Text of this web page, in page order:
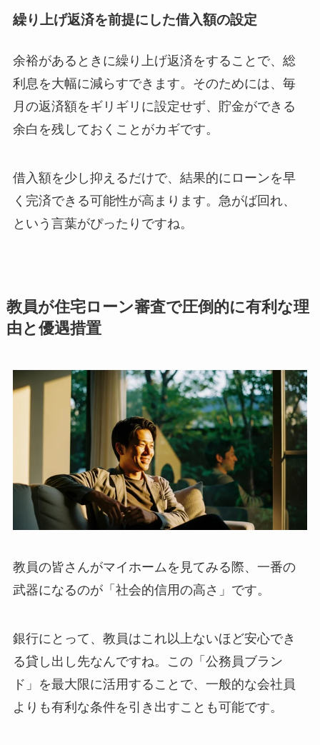
繰り上げ返済を前提にした借入額の設定
余裕があるときに繰り上げ返済をすることで、総
利息を大幅に減らすできます。そのためには、毎
月の返済額をギリギリに設定せず、貯金ができる
余白を残しておくことがカギです。
借入額を少し抑えるだけで、結果的にローンを早
く完済できる可能性が高まります。急がば回れ、
という言葉がぴったりですね。
教員が住宅ローン審査で圧倒的に有利な理
由と優遇措置
教員の皆さんがマイホームを見てみる際、一番の
武器になるのが「社会的信用の高さ」です。
銀行にとって、教員はこれ以上ないほど安心でき
る貸し出し先なんですね。この「公務員ブラン
ド」を最大限に活用することで、一般的な会社員
よりも有利な条件を引き出すことも可能です。